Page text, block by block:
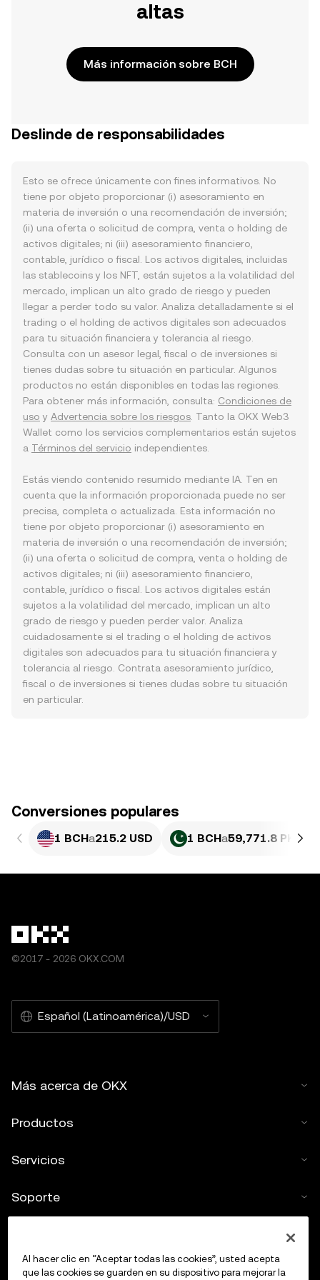
altas
Más información sobre BCH
Deslinde de responsabilidades
Esto se ofrece únicamente con fines informativos. No
tiene por objeto proporcionar (i) asesoramiento en
materia de inversión o una recomendación de inversión;
(ii) una oferta o solicitud de compra, venta o holding de
activos digitales; ni (iii) asesoramiento financiero,
contable, jurídico o fiscal. Los activos digitales, incluidas
las stablecoins y los NFT, están sujetos a la volatilidad del
mercado, implican un alto grado de riesgo y pueden
llegar a perder todo su valor. Analiza detalladamente si el
trading o el holding de activos digitales son adecuados
para tu situación financiera y tolerancia al riesgo.
Consulta con un asesor legal, fiscal o de inversiones si
tienes dudas sobre tu situación en particular. Algunos
productos no están disponibles en todas las regiones.
Para obtener más información, consulta: Condiciones de
uso y Advertencia sobre los riesgos . Tanto la OKX Web3
Wallet como los servicios complementarios están sujetos
a Términos del servicio independientes.
Estás viendo contenido resumido mediante IA. Ten en
cuenta que la información proporcionada puede no ser
precisa, completa o actualizada. Esta información no
tiene por objeto proporcionar (i) asesoramiento en
materia de inversión o una recomendación de inversión;
(ii) una oferta o solicitud de compra, venta o holding de
activos digitales; ni (iii) asesoramiento financiero,
contable, jurídico o fiscal. Los activos digitales están
sujetos a la volatilidad del mercado, implican un alto
grado de riesgo y pueden perder valor. Analiza
cuidadosamente si el trading o el holding de activos
digitales son adecuados para tu situación financiera y
tolerancia al riesgo. Contrata asesoramiento jurídico,
fiscal o de inversiones si tienes dudas sobre tu situación
en particular.
Conversiones populares
1 BCHa215.2 USD 1 BCHa59,771.8 PKR
©2017 - 2026 OKX.COM
Español (Latinoamérica)/USD
Más acerca de OKX
Productos
Servicios
Soporte
Calculadora de criptomonedas
Al hacer clic en “Aceptar todas las cookies”, usted acepta
que las cookies se guarden en su dispositivo para mejorar la